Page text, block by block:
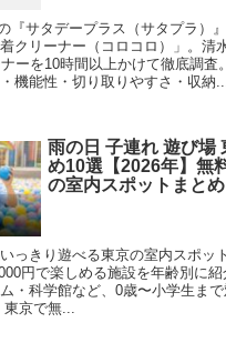
『サタデープラス（サタプラ）
クリーナー（コロコロ）」。清
ーを10時間以上かけて徹底調査
機能性・切り取りやすさ・収納...
雨の日 子連れ 遊び場
め10選【2026年】無
の室内スポットまとめ
っきり遊べる東京の室内スポッ
円で楽しめる施設を年齢別に
・科学館など、0歳〜小学生ま
京で無...